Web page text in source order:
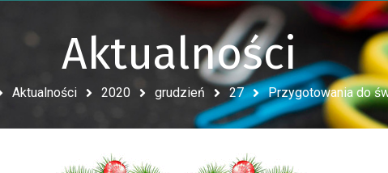
Aktualności
Aktualności 2020 grudzień 27 Przygotowania do